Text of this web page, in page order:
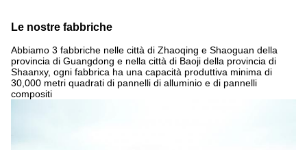
Le nostre fabbriche
Abbiamo 3 fabbriche nelle città di Zhaoqing e Shaoguan della
provincia di Guangdong e nella città di Baoji della provincia di
Shaanxy, ogni fabbrica ha una capacità produttiva minima di
30,000 metri quadrati di pannelli di alluminio e di pannelli
compositi